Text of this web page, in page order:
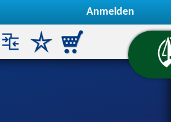
Anmelden